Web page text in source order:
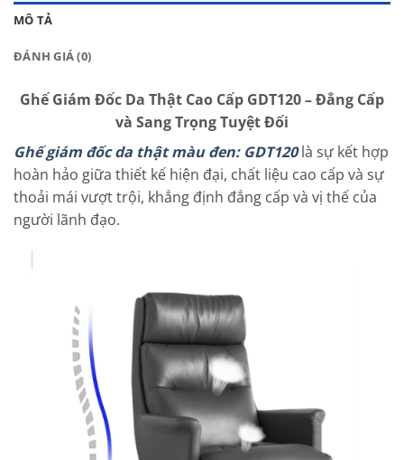
MÔ TẢ
ĐÁNH GIÁ (0)
Ghế Giám Đốc Da Thật Cao Cấp GDT120 – Đẳng Cấp
và Sang Trọng Tuyệt Đối
Ghế giám đốc da thật màu đen: GDT120là sự kết hợp
hoàn hảo giữa thiết kế hiện đại, chất liệu cao cấp và sự
thoải mái vượt trội, khẳng định đẳng cấp và vị thế của
người lãnh đạo.